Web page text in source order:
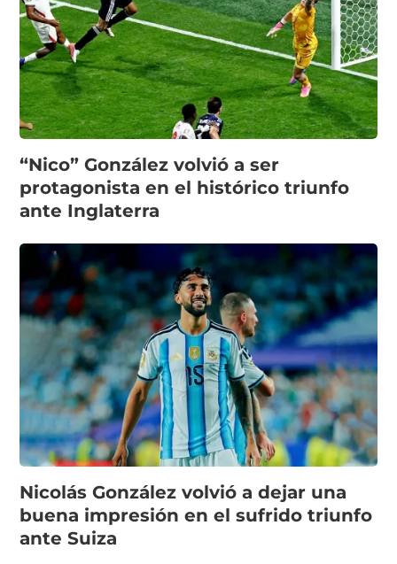
“Nico” González volvió a ser
protagonista en el histórico triunfo
ante Inglaterra
Nicolás González volvió a dejar una
buena impresión en el sufrido triunfo
ante Suiza